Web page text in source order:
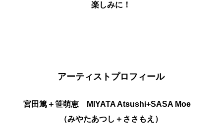
楽しみに！
アーティストプロフィール
宮田篤＋笹萌恵 MIYATA Atsushi+SASA Moe
（みやたあつし＋ささもえ）